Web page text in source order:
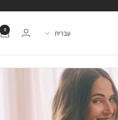
שפה
עברית 0